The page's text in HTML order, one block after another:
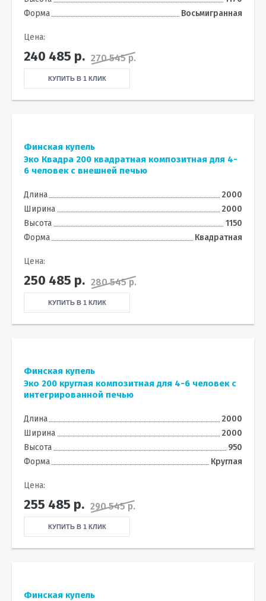
Форма
Восьмигранная
Цена:
240 485 р. 270 545 р.
КУПИТЬ В 1 КЛИК
Финская купель
Эко Квадра 200 квадратная композитная для 4-
6 человек с внешней печью
Длина
2000
Ширина
2000
Высота
1150
Форма
Квадратная
Цена:
250 485 р. 280 545 р.
КУПИТЬ В 1 КЛИК
Финская купель
Эко 200 круглая композитная для 4-6 человек с
интегрированной печью
Длина
2000
Ширина
2000
Высота
950
Форма
Круглая
Цена:
255 485 р. 290 545 р.
КУПИТЬ В 1 КЛИК
Финская купель